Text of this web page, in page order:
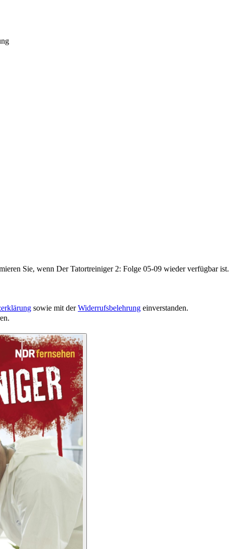
Sie, wenn Der Tatortreiniger 2: Folge 05-09 wieder verfügbar ist.
sowie mit derWiderrufsbelehrung einverstanden.